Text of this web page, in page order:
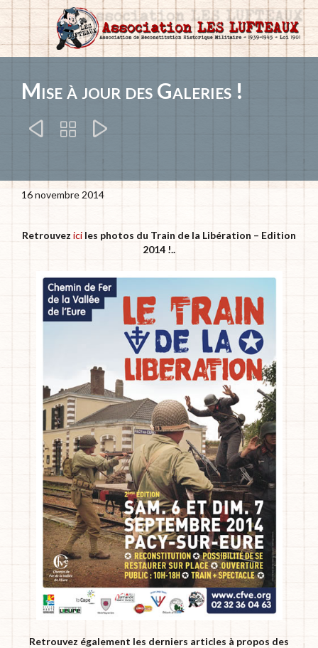
Mise à jour des Galeries !
  
16 novembre 2014
Retrouvez ici les photos du Train de la Libération – Edition
2014 !..
Retrouvez également les derniers articles à propos des